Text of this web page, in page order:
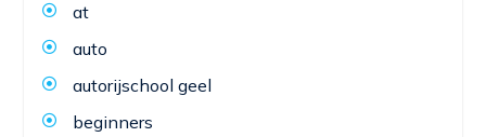
at
auto
autorijschool geel
beginners